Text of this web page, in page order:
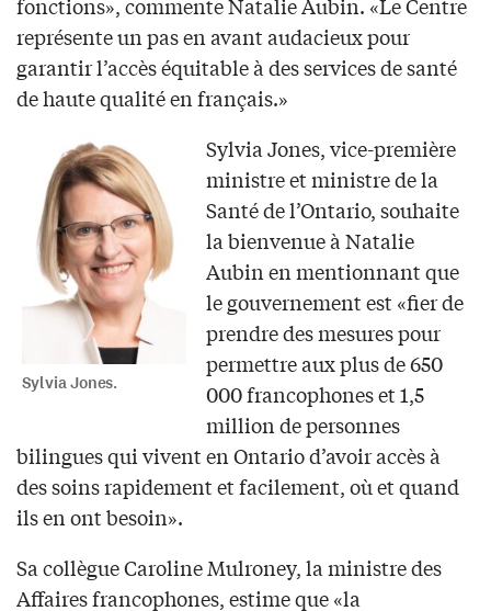
représente un pas en avant audacieux pour
garantir l’accès équitable à des services de santé
de haute qualité en français.»
Sylvia Jones.
Sylvia Jones, vice-première
ministre et ministre de la
Santé de l’Ontario, souhaite
la bienvenue à Natalie
Aubin en mentionnant que
le gouvernement est «fier de
prendre des mesures pour
permettre aux plus de 650
000 francophones et 1,5
million de personnes
bilingues qui vivent en Ontario d’avoir accès à
des soins rapidement et facilement, où et quand
ils en ont besoin».
Sa collègue Caroline Mulroney, la ministre des
Affaires francophones, estime que «la